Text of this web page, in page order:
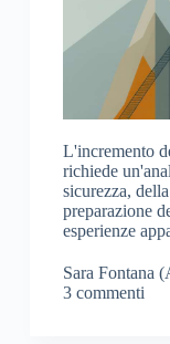
L'incremento
richiede
sicurezza,
preparazione
esperienze
Sara Fontana
3 commenti